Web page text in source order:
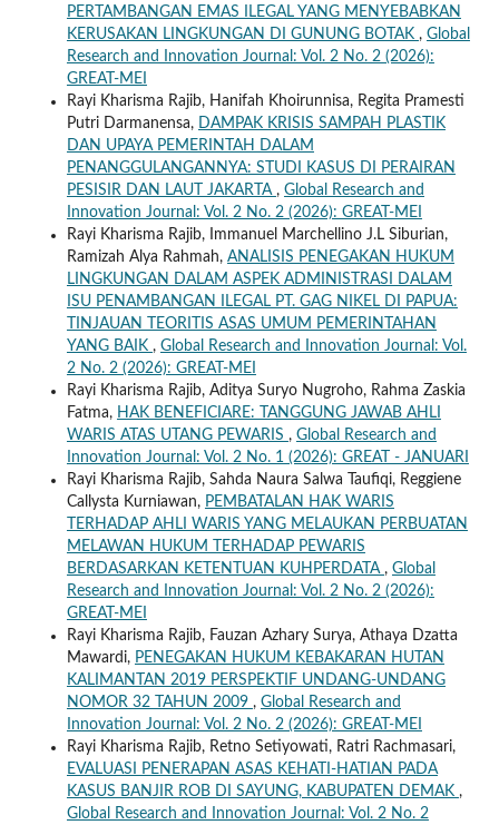
PERTAMBANGAN EMAS ILEGAL YANG MENYEBABKAN
KERUSAKAN LINGKUNGAN DI GUNUNG BOTAK , Global
Research and Innovation Journal: Vol. 2 No. 2 (2026):
GREAT-MEI
Rayi Kharisma Rajib, Hanifah Khoirunnisa, Regita Pramesti
Putri Darmanensa, DAMPAK KRISIS SAMPAH PLASTIK
DAN UPAYA PEMERINTAH DALAM
PENANGGULANGANNYA: STUDI KASUS DI PERAIRAN
PESISIR DAN LAUT JAKARTA , Global Research and
Innovation Journal: Vol. 2 No. 2 (2026): GREAT-MEI
Rayi Kharisma Rajib, Immanuel Marchellino J.L Siburian,
Ramizah Alya Rahmah, ANALISIS PENEGAKAN HUKUM
LINGKUNGAN DALAM ASPEK ADMINISTRASI DALAM
ISU PENAMBANGAN ILEGAL PT. GAG NIKEL DI PAPUA:
TINJAUAN TEORITIS ASAS UMUM PEMERINTAHAN
YANG BAIK , Global Research and Innovation Journal: Vol.
2 No. 2 (2026): GREAT-MEI
Rayi Kharisma Rajib, Aditya Suryo Nugroho, Rahma Zaskia
Fatma, HAK BENEFICIARE: TANGGUNG JAWAB AHLI
WARIS ATAS UTANG PEWARIS , Global Research and
Innovation Journal: Vol. 2 No. 1 (2026): GREAT - JANUARI
Rayi Kharisma Rajib, Sahda Naura Salwa Taufiqi, Reggiene
Callysta Kurniawan, PEMBATALAN HAK WARIS
TERHADAP AHLI WARIS YANG MELAUKAN PERBUATAN
MELAWAN HUKUM TERHADAP PEWARIS
BERDASARKAN KETENTUAN KUHPERDATA , Global
Research and Innovation Journal: Vol. 2 No. 2 (2026):
GREAT-MEI
Rayi Kharisma Rajib, Fauzan Azhary Surya, Athaya Dzatta
Mawardi, PENEGAKAN HUKUM KEBAKARAN HUTAN
KALIMANTAN 2019 PERSPEKTIF UNDANG-UNDANG
NOMOR 32 TAHUN 2009 , Global Research and
Innovation Journal: Vol. 2 No. 2 (2026): GREAT-MEI
Rayi Kharisma Rajib, Retno Setiyowati, Ratri Rachmasari,
EVALUASI PENERAPAN ASAS KEHATI-HATIAN PADA
KASUS BANJIR ROB DI SAYUNG, KABUPATEN DEMAK ,
Global Research and Innovation Journal: Vol. 2 No. 2